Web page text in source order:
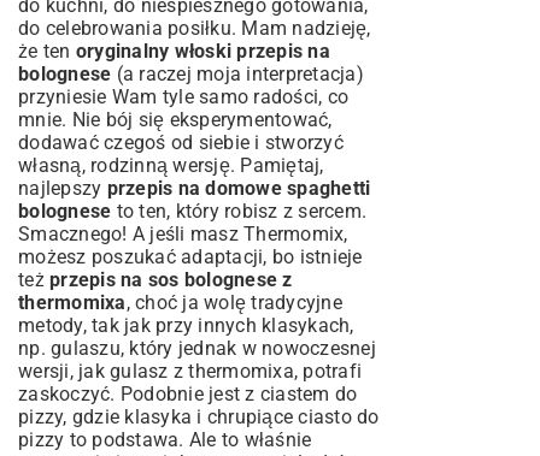
do kuchni, do niespiesznego gotowania,
do celebrowania posiłku. Mam nadzieję,
że ten oryginalny włoski przepis na
bolognese (a raczej moja interpretacja)
przyniesie Wam tyle samo radości, co
mnie. Nie bój się eksperymentować,
dodawać czegoś od siebie i stworzyć
własną, rodzinną wersję. Pamiętaj,
najlepszy przepis na domowe spaghetti
bolognese to ten, który robisz z sercem.
Smacznego! A jeśli masz Thermomix,
możesz poszukać adaptacji, bo istnieje
też przepis na sos bolognese z
thermomixa, choć ja wolę tradycyjne
metody, tak jak przy innych klasykach,
np. gulaszu, który jednak w nowoczesnej
wersji, jak gulasz z thermomixa, potrafi
zaskoczyć. Podobnie jest z ciastem do
pizzy, gdzie klasyka i chrupiące ciasto do
pizzy to podstawa. Ale to właśnie